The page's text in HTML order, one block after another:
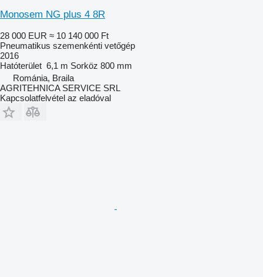
Monosem NG plus 4 8R
28 000 EUR ≈ 10 140 000 Ft
Pneumatikus szemenkénti vetőgép
2016
Hatóterület 6,1 m Sorköz 800 mm
Románia, Braila
AGRITEHNICA SERVICE SRL
Kapcsolatfelvétel az eladóval